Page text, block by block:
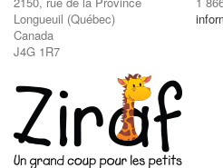
Longueuil (Québec)
Canada
J4G 1R7